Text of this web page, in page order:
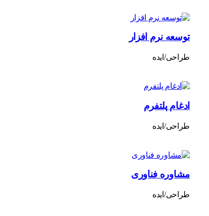
توسعه نرم افزار
طراحی/ایده
ادغام پلتفرم
طراحی/ایده
مشاوره فناوری
طراحی/ایده